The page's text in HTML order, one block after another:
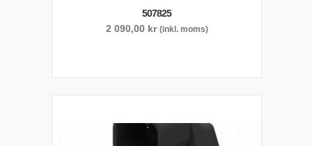
507825
2 090,00 kr (inkl. moms)